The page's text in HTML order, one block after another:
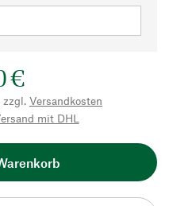
€
zzgl. Versandkosten
mit DHL